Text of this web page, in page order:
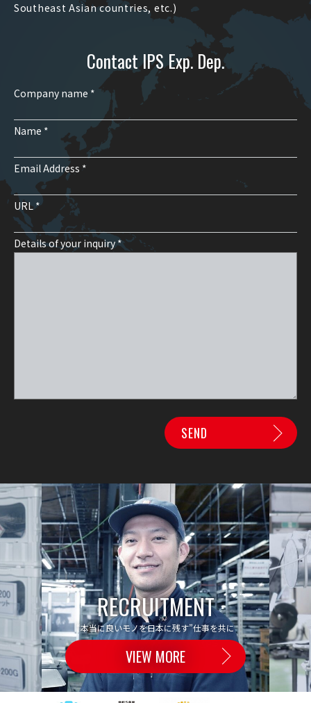
Southeast Asian countries, etc.)
Contact IPS Exp. Dep.
Company name *
Name *
Email Address *
URL *
Details of your inquiry *
RECRUITMENT
“本当に良いモノを日本に残す”仕事を共に
VIEW MORE